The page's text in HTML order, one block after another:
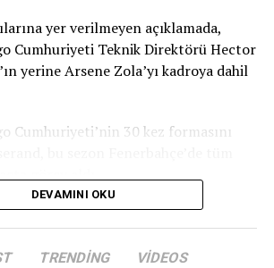
yer verilmeyen açıklamada,
Cumhuriyeti Teknik Direktörü Hector
yerine Arsene Zola’yı kadroya dahil
Cumhuriyeti’nin 30 kez formasını
DEVAMINI OKU
TRENDING VIDEOS